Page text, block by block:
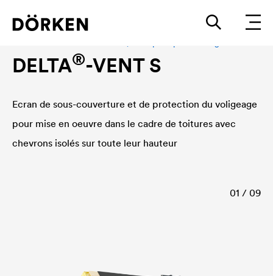
DELTA®-VENT S
Ecran de sous-couverture et de protection du voligeage
pour mise en oeuvre dans le cadre de toitures avec
chevrons isolés sur toute leur hauteur
01 / 09